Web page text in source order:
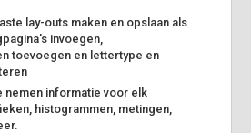
lay-outs maken en opslaan als
invoegen,
toevoegen en lettertype en
nemen informatie voor elk
histogrammen, metingen,